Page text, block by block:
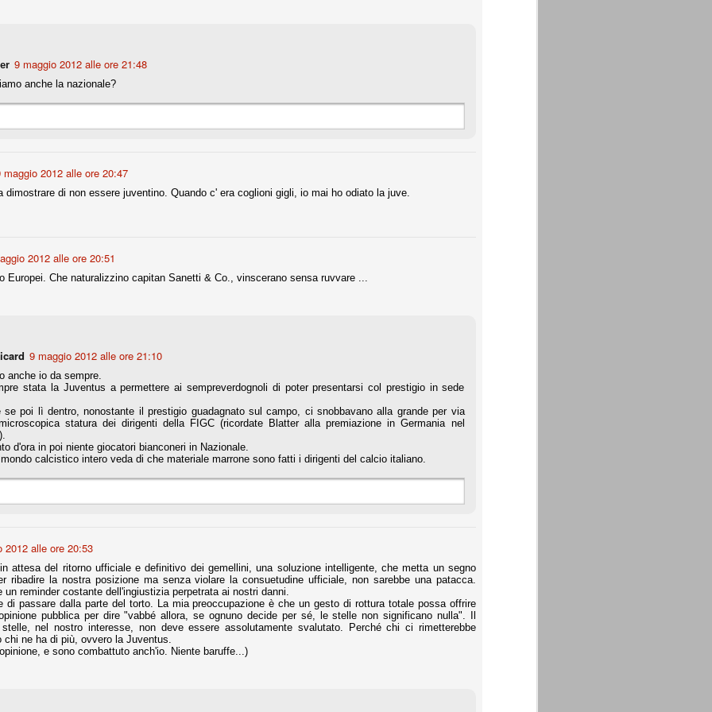
9 maggio 2012 alle ore 21:48
anche la nazionale?
maggio 2012 alle ore 20:47
dimostrare di non essere juventino. Quando c' era coglioni gigli, io mai ho odiato la juve.
2012 alle ore 20:51
Europei. Che naturalizzino capitan Sanetti & Co., vinscerano sensa ruvvare ...
9 maggio 2012 alle ore 21:10
anche io da sempre.
stata la Juventus a permettere ai sempreverdognoli di poter presentarsi col prestigio in sede
se poi lì dentro, nonostante il prestigio guadagnato sul campo, ci snobbavano alla grande per via
statura dei dirigenti della FIGC (ricordate Blatter alla premiazione in Germania nel
d'ora in poi niente giocatori bianconeri in Nazionale.
calcistico intero veda di che materiale marrone sono fatti i dirigenti del calcio italiano.
2012 alle ore 20:53
attesa del ritorno ufficiale e definitivo dei gemellini, una soluzione intelligente, che metta un segno
ribadire la nostra posizione ma senza violare la consuetudine ufficiale, non sarebbe una patacca.
un reminder costante dell'ingiustizia perpetrata ai nostri danni.
di passare dalla parte del torto. La mia preoccupazione è che un gesto di rottura totale possa offrire
pubblica per dire "vabbé allora, se ognuno decide per sé, le stelle non significano nulla". Il
nel nostro interesse, non deve essere assolutamente svalutato. Perché chi ci rimetterebbe
chi ne ha di più, ovvero la Juventus.
e sono combattuto anch'io. Niente baruffe...)
bravo nell'anticipo, bravo in marcatura, bravo nello scegliere il tempo
Juventus era fare mercato e farlo subito, anche al fine di
annunciate di Tevez e Pirlo, svecchiando al contempo una rosa
di Rugani, Dybala e Zaza, il gentleman agreement con il
per la Juventus l'epoca degli accordi di compartecipazione
la data finale, data nella quale quella forma contrattuale (con
accordi di compartecipazione ancora in essere.
del Sassuolo, così come Berardi (ora al 100%). Se uno dei due
parecchio. Non sul piano sportivo, ma su quello finanziario. E non
Marotta del quale una parte della tifoseria juventina sembra non
Comproprietà - Capitolo finale
Finita un'altra stagione di trionfi, è tempo ora per la Juve di
stagione.
definitivamente la pratica delle comproprietà. Per
poi decidere di concedere una proroga fino a giugno 2015.
orgogliosi di un gruppo (società, dirigenti, staff tecnico, squadra)
Una squadra che ha saputo cambiare guida tecnica, staff,
di gioco, interpreti, mentalità in campo... riproponendosi sempre e